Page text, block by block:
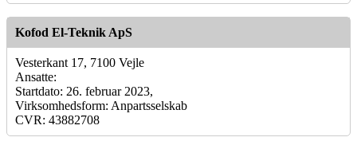
Kofod El-Teknik ApS
Vesterkant 17, 7100 Vejle
Ansatte:
Startdato: 26. februar 2023,
Virksomhedsform: Anpartsselskab
CVR: 43882708